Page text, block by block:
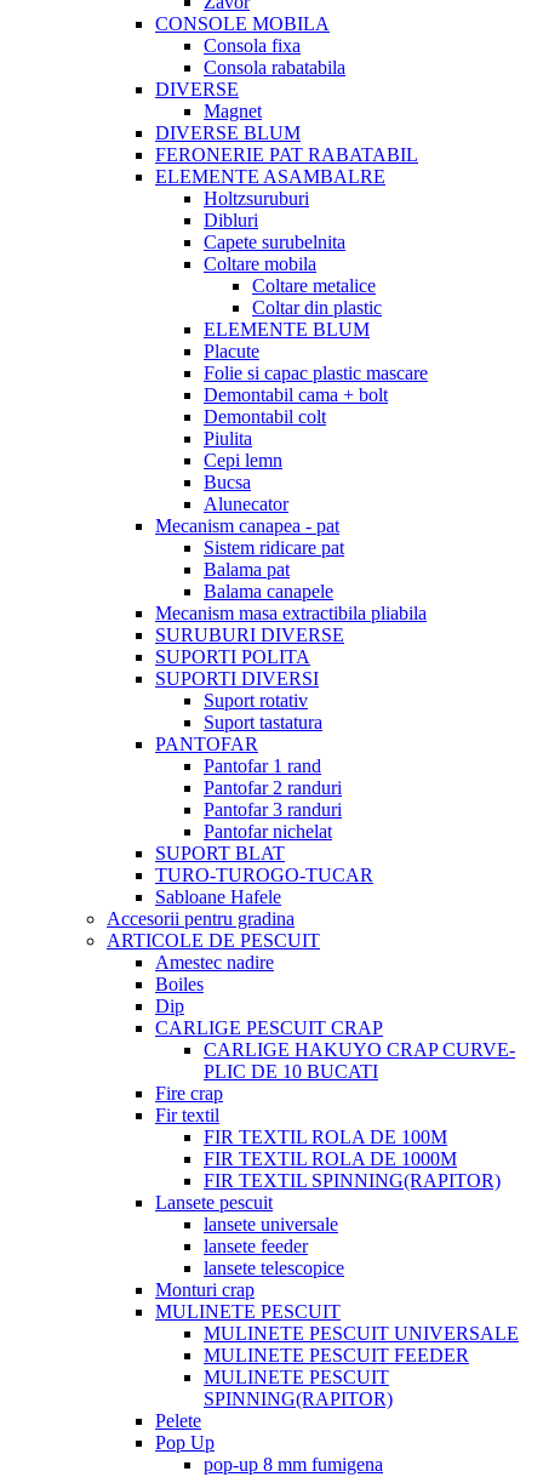
CONSOLE MOBILA
Consola fixa
Consola rabatabila
DIVERSE
Magnet
DIVERSE BLUM
FERONERIE PAT RABATABIL
ELEMENTE ASAMBALRE
Holtzsuruburi
Dibluri
Capete surubelnita
Coltare mobila
Coltare metalice
Coltar din plastic
ELEMENTE BLUM
Placute
Folie si capac plastic mascare
Demontabil cama + bolt
Demontabil colt
Piulita
Cepi lemn
Bucsa
Alunecator
Mecanism canapea - pat
Sistem ridicare pat
Balama pat
Balama canapele
Mecanism masa extractibila pliabila
SURUBURI DIVERSE
SUPORTI POLITA
SUPORTI DIVERSI
Suport rotativ
Suport tastatura
PANTOFAR
Pantofar 1 rand
Pantofar 2 randuri
Pantofar 3 randuri
Pantofar nichelat
SUPORT BLAT
TURO-TUROGO-TUCAR
Sabloane Hafele
Accesorii pentru gradina
ARTICOLE DE PESCUIT
Amestec nadire
Boiles
Dip
CARLIGE PESCUIT CRAP
CARLIGE HAKUYO CRAP CURVE-
PLIC DE 10 BUCATI
Fire crap
Fir textil
FIR TEXTIL ROLA DE 100M
FIR TEXTIL ROLA DE 1000M
FIR TEXTIL SPINNING(RAPITOR)
Lansete pescuit
lansete universale
lansete feeder
lansete telescopice
Monturi crap
MULINETE PESCUIT
MULINETE PESCUIT UNIVERSALE
MULINETE PESCUIT FEEDER
MULINETE PESCUIT
SPINNING(RAPITOR)
Pelete
Pop Up
pop-up 8 mm fumigena